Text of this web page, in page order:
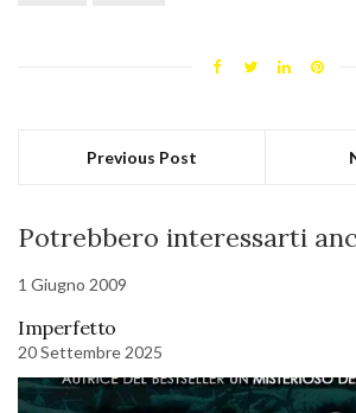
Previous Post
Potrebbero interessarti
1 Giugno 2009
Imperfetto
20 Settembre 2025